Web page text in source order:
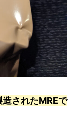
されたMREで